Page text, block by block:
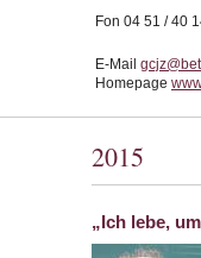
Fon 04 51 / 40
E-Mail
Homepage
2015
„Ich lebe,